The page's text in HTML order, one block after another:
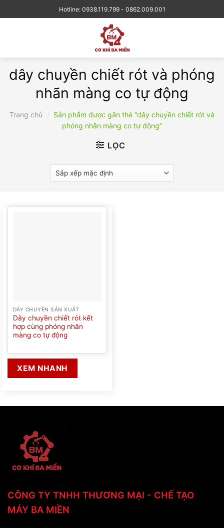
to
Hotline: 0938.119.799 - 0862.009.001
dây chuyền chiết rót và phóng
nhãn màng co tự động
Trang chủ / Sản phẩm được gắn thẻ “dây chuyền chiết rót và
phóng nhãn màng co tự động”
LỌC
DÂY CHUYỀN SẢN XUẤT
Dây chuyền chiết rót kết
hợp cùng phóng nhãn
màng co tự động
XEM NHANH
CÔNG TY TNHH THƯƠNG MẠI - CHẾ TẠO
MÁY BA MIỀN